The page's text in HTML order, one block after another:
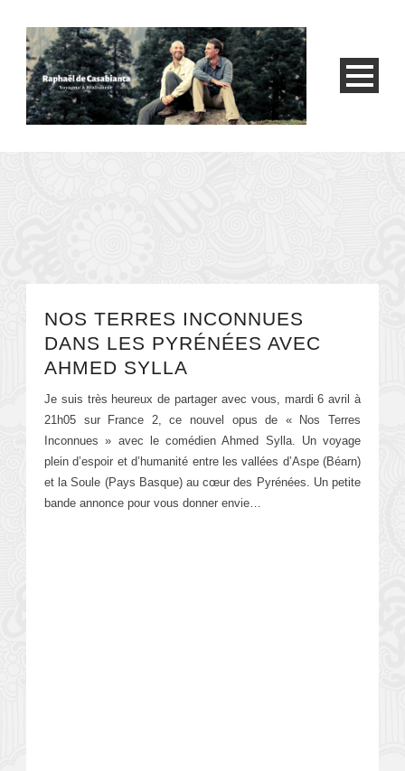
NOS TERRES INCONNUES
DANS LES PYRÉNÉES AVEC
AHMED SYLLA
Je suis très heureux de partager avec vous, mardi 6 avril à
21h05 sur France 2, ce nouvel opus de « Nos Terres
Inconnues » avec le comédien Ahmed Sylla. Un voyage
plein d’espoir et d’humanité entre les vallées d’Aspe (Béarn)
et la Soule (Pays Basque) au cœur des Pyrénées. Un petite
bande annonce pour vous donner envie…